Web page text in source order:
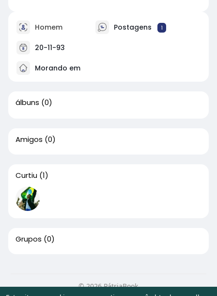
Homem Postagens 1
20-11-93
Morando em
álbuns (0)
Amigos (0)
Curtiu (1)
Grupos (0)
© 2026 PátriaBook